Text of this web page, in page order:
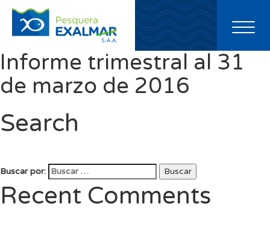
Toggle
Informe trimestral al 31
de marzo de 2016
Search
Buscar por: Buscar
Recent Comments